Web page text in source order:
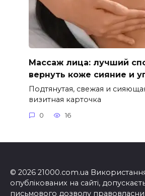
Массаж лица: лучший
вернуть коже сияние и
Подтянутая, свежая и
визитная карточка
0 16
© 2026 21000.com.ua Використання
опублікованих на сайті,
письмового дозволу